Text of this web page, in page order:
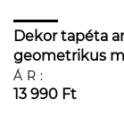
Dekor tapéta
geometrikus
ÁR:
13 990 Ft